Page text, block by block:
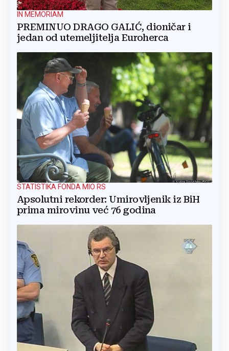
IN MEMORIAM
PREMINUO DRAGO GALIĆ, dioničar i
jedan od utemeljitelja Euroherca
STATISTIKA FONDA MIO RS
Apsolutni rekorder: Umirovljenik iz BiH
prima mirovinu već 76 godina